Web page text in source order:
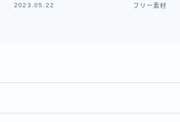
2023.05.22 フリー素材